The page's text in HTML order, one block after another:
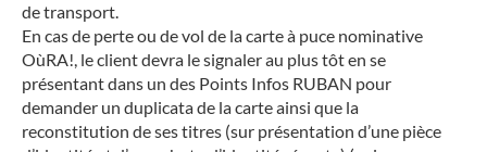
de transport.
En cas de perte ou de vol de la carte à puce nominative
OùRA!, le client devra le signaler au plus tôt en se
présentant dans un des Points Infos RUBAN pour
demander un duplicata de la carte ainsi que la
reconstitution de ses titres (sur présentation d’une pièce